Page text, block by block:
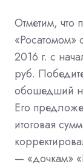
Отметим, что
«Росатомом»
2016 г. с
руб.
обошедший
Его
итоговая
— «дочкам»